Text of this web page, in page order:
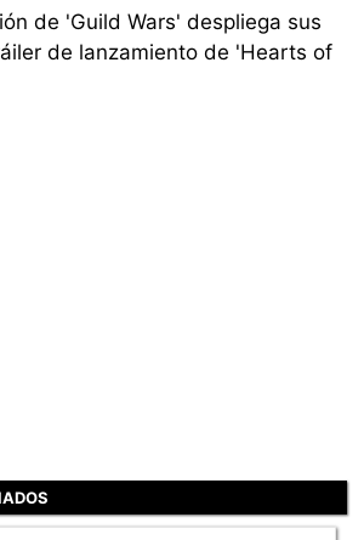
de 'Guild Wars' despliega sus
de lanzamiento de 'Hearts of